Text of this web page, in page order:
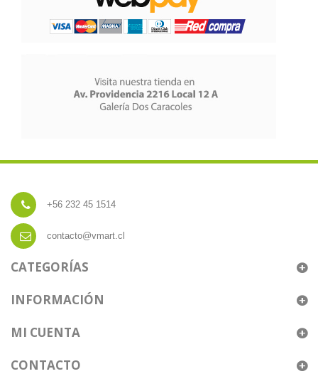
+56 232 45 1514
contacto@vmart.cl
CATEGORÍAS
INFORMACIÓN
MI CUENTA
CONTACTO